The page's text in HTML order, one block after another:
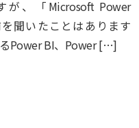
、「Microsoft Power
聞いたことはあります
Power BI、Power […]